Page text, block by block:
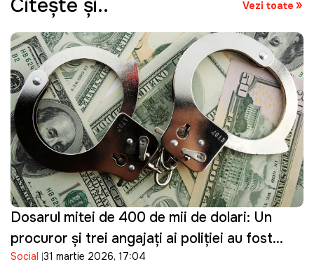
Citeşte şi.. Vezi toate
Dosarul mitei de 400 de mii de dolari: Un
procuror și trei angajați ai poliției au fost
reținuți
Social 31 martie 2026, 17:04